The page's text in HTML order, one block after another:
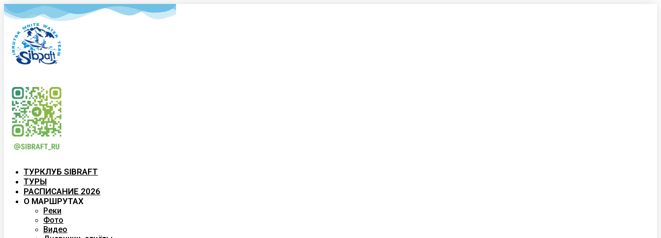
ТУРКЛУБ SIBRAFT
ТУРЫ
РАСПИСАНИЕ 2026
О МАРШРУТАХ
Реки
Фото
Видео